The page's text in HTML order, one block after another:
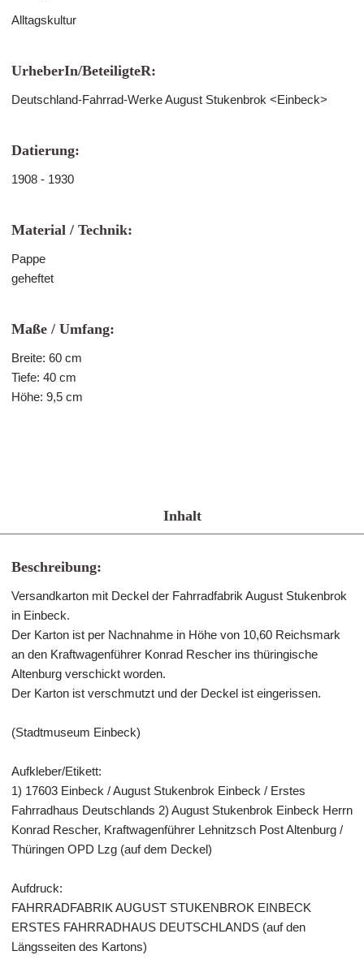
Alltagskultur
UrheberIn/BeteiligteR:
Deutschland-Fahrrad-Werke August Stukenbrok <Einbeck>
Datierung:
1908 - 1930
Material / Technik:
Pappe
geheftet
Maße / Umfang:
Breite: 60 cm
Tiefe: 40 cm
Höhe: 9,5 cm
Inhalt
Beschreibung:
Versandkarton mit Deckel der Fahrradfabrik August Stukenbrok
in Einbeck.
Der Karton ist per Nachnahme in Höhe von 10,60 Reichsmark
an den Kraftwagenführer Konrad Rescher ins thüringische
Altenburg verschickt worden.
Der Karton ist verschmutzt und der Deckel ist eingerissen.
(Stadtmuseum Einbeck)
Aufkleber/Etikett:
1) 17603 Einbeck / August Stukenbrok Einbeck / Erstes
Fahrradhaus Deutschlands 2) August Stukenbrok Einbeck Herrn
Konrad Rescher, Kraftwagenführer Lehnitzsch Post Altenburg /
Thüringen OPD Lzg (auf dem Deckel)
Aufdruck:
FAHRRADFABRIK AUGUST STUKENBROK EINBECK
ERSTES FAHRRADHAUS DEUTSCHLANDS (auf den
Längsseiten des Kartons)